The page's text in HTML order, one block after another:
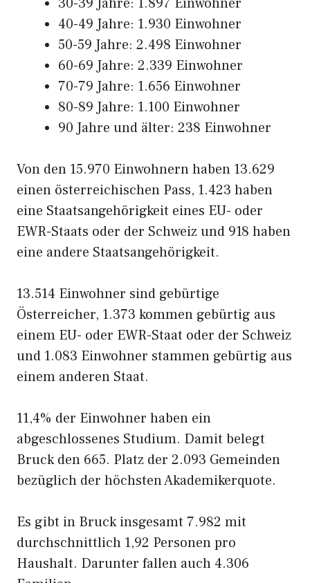
40-49 Jahre: 1.930 Einwohner
50-59 Jahre: 2.498 Einwohner
60-69 Jahre: 2.339 Einwohner
70-79 Jahre: 1.656 Einwohner
80-89 Jahre: 1.100 Einwohner
90 Jahre und älter: 238 Einwohner
Von den 15.970 Einwohnern haben 13.629
einen österreichischen Pass, 1.423 haben
eine Staatsangehörigkeit eines EU- oder
EWR-Staats oder der Schweiz und 918 haben
eine andere Staatsangehörigkeit.
13.514 Einwohner sind gebürtige
Österreicher, 1.373 kommen gebürtig aus
einem EU- oder EWR-Staat oder der Schweiz
und 1.083 Einwohner stammen gebürtig aus
einem anderen Staat.
11,4% der Einwohner haben ein
abgeschlossenes Studium. Damit belegt
Bruck den 665. Platz der 2.093 Gemeinden
bezüglich der höchsten Akademikerquote.
Es gibt in Bruck insgesamt 7.982 mit
durchschnittlich 1,92 Personen pro
Haushalt. Darunter fallen auch 4.306